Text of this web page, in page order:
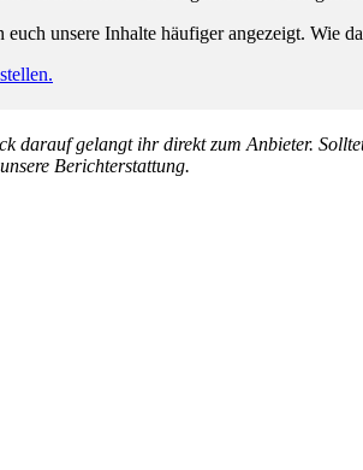
unsere Inhalte häufiger angezeigt. Wie
darauf gelangt ihr direkt zum Anbieter.
Berichterstattung.